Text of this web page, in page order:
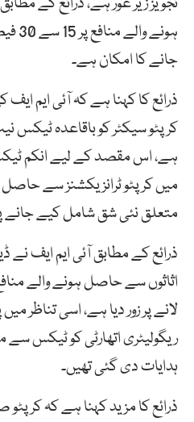
جانے کا امکان ہے۔
ذرائع کا کہنا ہے کہ آئی ایم
کرپٹو سیکٹر کو باقاعدہ ٹیکس
میں کرپٹو ٹرانزیکشنز سے
متعلق نئی شق شامل کیے جانے
ذرائع کے مطابق آئی ایم ایف نے
اثاثوں سے حاصل ہونے والے
لانے پر زور دیا ہے، اسی تناظر
ریگولیٹری اتھارٹی کو ٹیکس سے
ہدایات دی گئی تھیں۔
ذرائع کا مزید کہنا ہے کہ کرپٹو